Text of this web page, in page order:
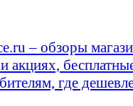
– обзоры
акциях,
где